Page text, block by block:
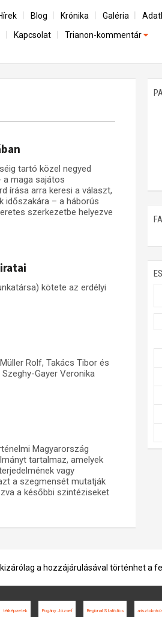
társadalom
működéséről
Blog Krónika Galéria
Kapcsolat Trianon-kommentár
tartó közel negyed
a maga sajátos
írása arra keresi a választ,
időszakára – a háborús
szerkezetbe helyezve
kötete az erdélyi
Rolf, Takács Tibor és
Gayer Veronika
Magyarország
tartalmaz, amelyek
vagy
a szegmensét mutatják
a későbbi szintéziseket
a hozzájárulásával történhet a
térképzetek Pogány József Regional Statistics arisztokrácia